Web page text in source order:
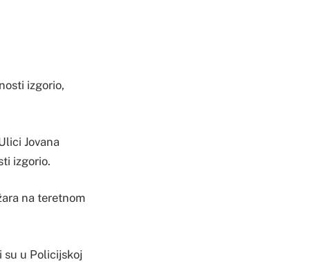
izgorio,
Jovana
izgorio.
na teretnom
su u Policijskoj